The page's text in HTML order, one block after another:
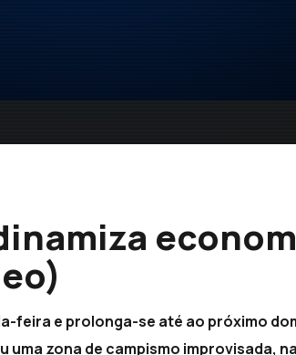
feira e prolonga-se até ao próximo
zona de campismo improvisada,